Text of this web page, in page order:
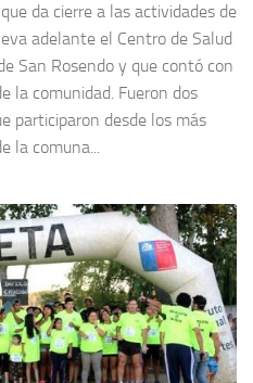
da cierre a las actividades de
adelante el Centro de Salud
San Rosendo y que contó con
la comunidad. Fueron dos
participaron desde los más
la comuna...